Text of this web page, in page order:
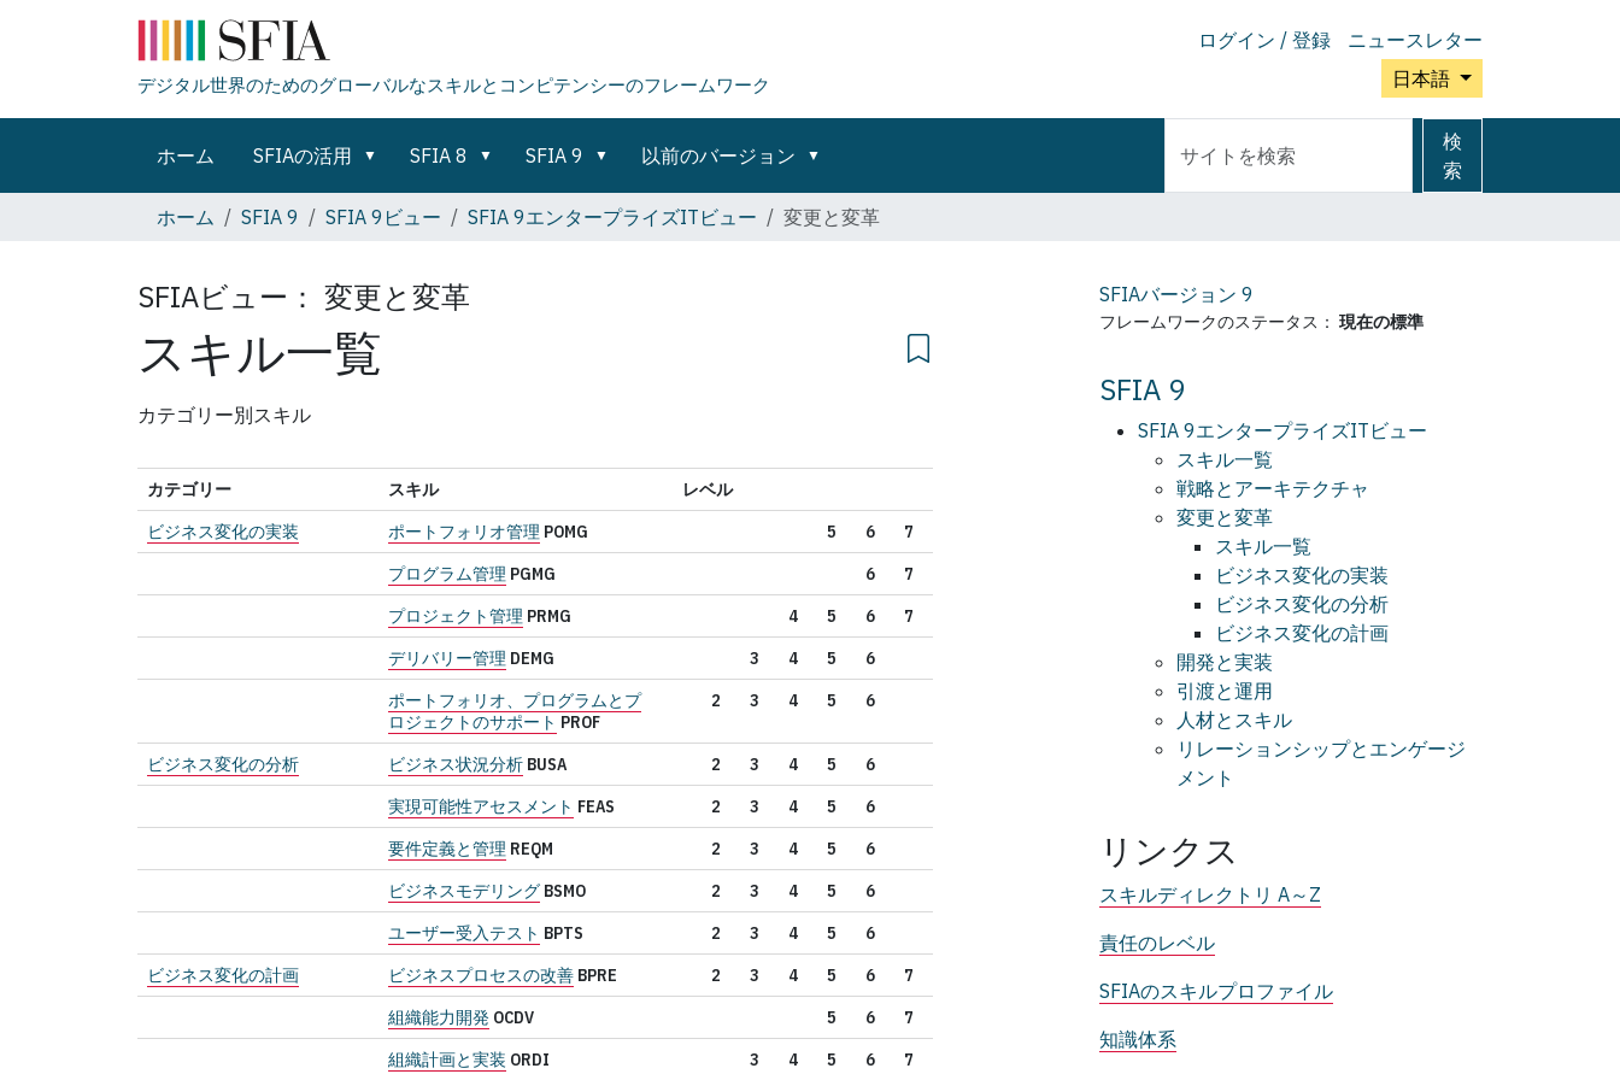
ログイン / 登録
ニュースレター
日本語
デジタル世界のためのグローバルなスキルとコンピテンシーのフレームワーク
ホーム SFIAの活用 SFIA 8 SFIA 9 以前のバージョン
イ
ト
検
索
細
検
ホーム SFIA 9 SFIA 9ビュー SFIA 9エンタープライズITビュー 変更と変革
SFIAビュー： 変更と変革
スキル一覧
カテゴリー別スキル
カテゴリー スキル
レベル
ビジネス変化の実装
ポートフォリオ管理 POMG 5 6
7
プログラム管理 PGMG 6
7
プロジェクト管理 PRMG 4 5 6
7
デリバリー管理 DEMG 3 4 5
6
ポートフォリオ、プログラムとプ
ロジェクトのサポート PROF
2 3 4 5 6
ビジネス変化の分析 ビジネス状況分析 BUSA 2 3 4 5
6
実現可能性アセスメント FEAS 2 3 4 5
6
要件定義と管理 REQM 2 3 4 5
6
ビジネスモデリング BSMO 2 3 4 5
6
ユーザー受入テスト BPTS 2 3 4 5
6
ビジネス変化の計画
ビジネスプロセスの改善 BPRE 2 3 4 5 6
7
組織能力開発 OCDV 5 6
7
組織計画と実装 ORDI 3 4 5 6 7
SFIAバージョン 9
フレームワークのステータス： 現在の標準
SFIA 9
SFIA 9エンタープライズITビュー
スキル一覧
戦略とアーキテクチャ
変更と変革
スキル一覧
ビジネス変化の実装
ビジネス変化の分析
ビジネス変化の計画
開発と実装
引渡と運用
人材とスキル
リレーションシップとエンゲージ
メント
リンクス
スキルディレクトリ A～Z
責任のレベル
SFIAのスキルプロファイル
知識体系